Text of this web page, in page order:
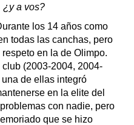
¿y a vos?
los 14 años como
todas las canchas, pero
en la de Olimpo.
(2003-2004, 2004-
de ellas integró
en la elite del
con nadie, pero
que se hizo